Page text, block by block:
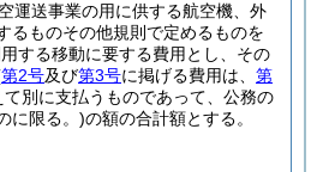
運送事業の用に供する航空機、外
るものその他規則で定めるものを
する移動に要する費用とし、その
第2号及び第3号に掲げる費用は、 第
別に支払うものであって、公務の
に限る。)の額の合計額とする。